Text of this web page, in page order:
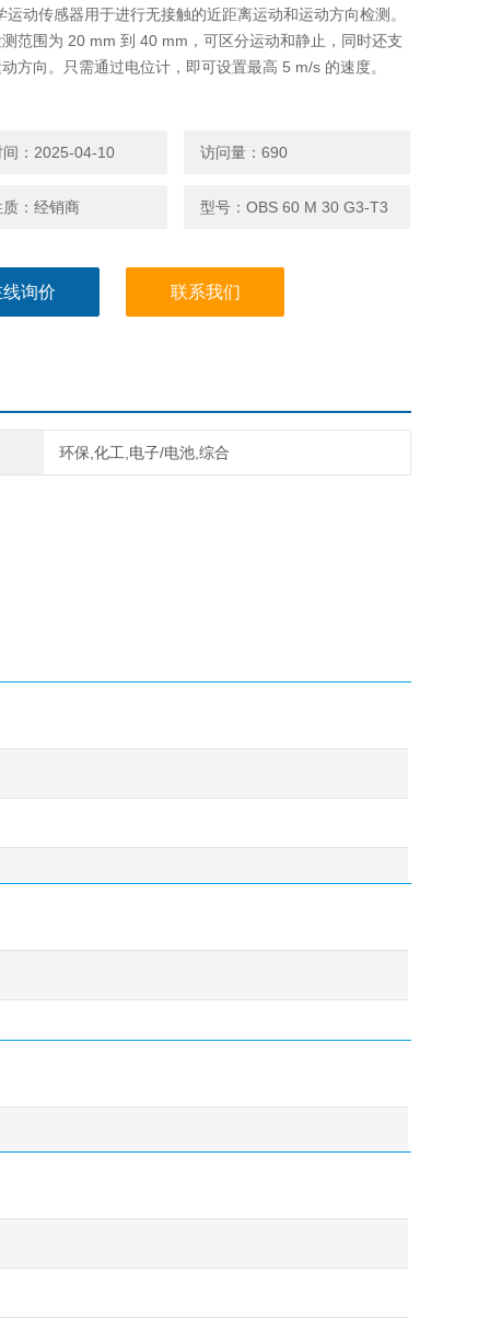
运动传感器用于进行无接触的近距离运动和运动方向检测。
范围为 20 mm 到 40 mm，可区分运动和静止，同时还支
方向。只需通过电位计，即可设置最高 5 m/s 的速度。
间：2025-04-10 访问量：690
：经销商 型号：OBS 60 M 30 G3-T3
询价 联系我们
环保,化工,电子/电池,综合